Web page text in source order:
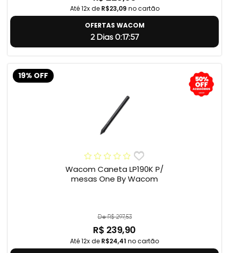
Até 12x de R$23,09 no cartão
OFERTAS WACOM
2 Dias 0:17:56
19% OFF
Wacom Caneta LP190K P/
mesas One By Wacom
De R$ 297,53
R$ 239,90
Até 12x de R$24,41 no cartão